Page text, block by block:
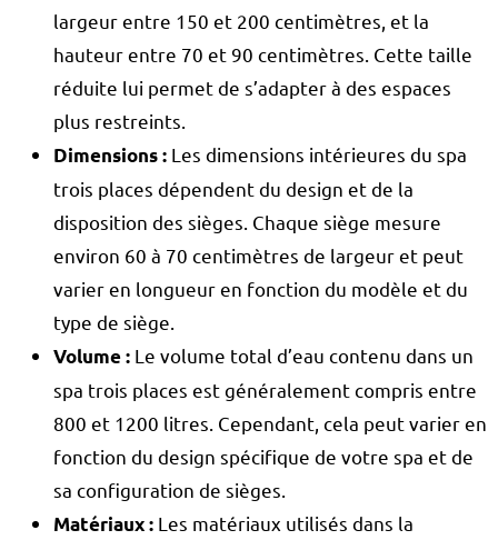
largeur entre 150 et 200 centimètres, et la
hauteur entre 70 et 90 centimètres. Cette taille
réduite lui permet de s’adapter à des espaces
plus restreints.
Dimensions : Les dimensions intérieures du spa
trois places dépendent du design et de la
disposition des sièges. Chaque siège mesure
environ 60 à 70 centimètres de largeur et peut
varier en longueur en fonction du modèle et du
type de siège.
Volume : Le volume total d’eau contenu dans un
spa trois places est généralement compris entre
800 et 1200 litres. Cependant, cela peut varier en
fonction du design spécifique de votre spa et de
sa configuration de sièges.
Matériaux : Les matériaux utilisés dans la